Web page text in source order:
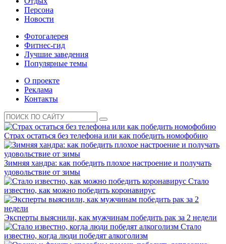
Персона
Новости
Фотогалерея
Фитнес-гид
Лучшие заведения
Популярные темы
О проекте
Реклама
Контакты
Страх остаться без телефона или как победить номофобию
Зимняя хандра: как победить плохое настроение и получать
удовольствие от зимы
Cтало
известно, как можно победить коронавирус
Эксперты выяснили, как мужчинам победить рак за 2 недели
Стало
известно, когда люди победят алкоголизм